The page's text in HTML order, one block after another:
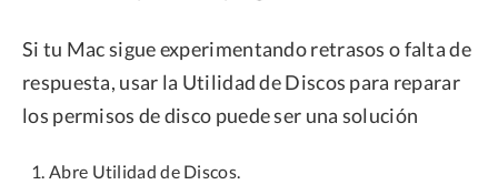
Si tu Mac sigue experimentando retrasos o falta de
respuesta, usar la Utilidad de Discos para reparar
los permisos de disco puede ser una solución
Abre Utilidad de Discos.